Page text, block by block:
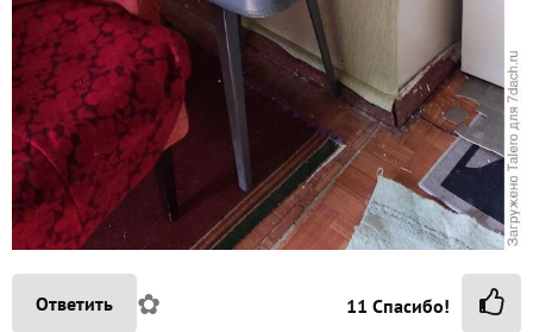
Ответить ✿ 11 Спасибо!